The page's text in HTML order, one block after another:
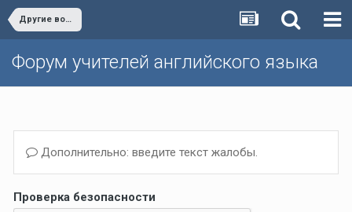
Другие вопросы (Темы, не вошедшие в другие разделы)/Other issues
Форум учителей английского языка
Дополнительно: введите текст жалобы.
Проверка безопасности